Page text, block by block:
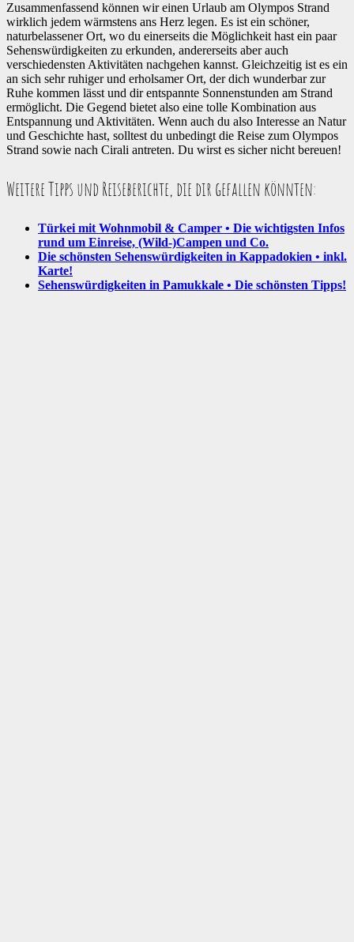
Zusammenfassend können wir einen Urlaub am Olympos Strand
wirklich jedem wärmstens ans Herz legen. Es ist ein schöner,
naturbelassener Ort, wo du einerseits die Möglichkeit hast ein paar
Sehenswürdigkeiten zu erkunden, andererseits aber auch
verschiedensten Aktivitäten nachgehen kannst. Gleichzeitig ist es ein
an sich sehr ruhiger und erholsamer Ort, der dich wunderbar zur
Ruhe kommen lässt und dir entspannte Sonnenstunden am Strand
ermöglicht. Die Gegend bietet also eine tolle Kombination aus
Entspannung und Aktivitäten. Wenn auch du also Interesse an Natur
und Geschichte hast, solltest du unbedingt die Reise zum Olympos
Strand sowie nach Cirali antreten. Du wirst es sicher nicht bereuen!
Weitere Tipps und Reiseberichte, die dir gefallen könnten:
Türkei mit Wohnmobil & Camper • Die wichtigsten Infos
rund um Einreise, (Wild-)Campen und Co.
Die schönsten Sehenswürdigkeiten in Kappadokien • inkl.
Karte!
Sehenswürdigkeiten in Pamukkale • Die schönsten Tipps!